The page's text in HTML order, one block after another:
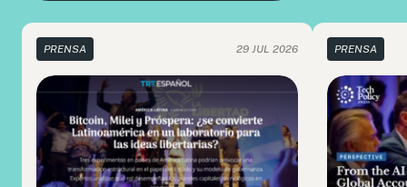
PRENSA 29 JUL 2026 PRENSA